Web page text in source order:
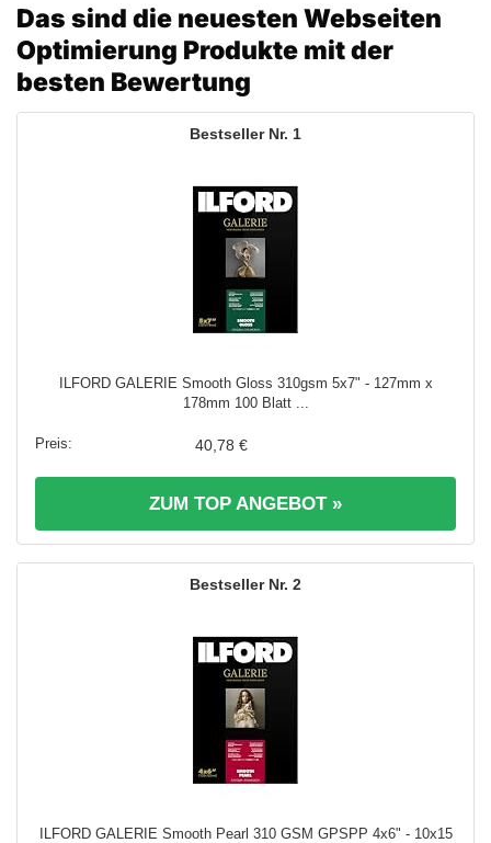
Das sind die neuesten Webseiten
Optimierung Produkte mit der
besten Bewertung
1
ILFORD GALERIE Smooth Gloss 310gsm 5x7" - 127mm x
178mm 100 Blatt ...
40,78 €
ZUM TOP ANGEBOT »
2
ILFORD GALERIE Smooth Pearl 310 GSM GPSPP 4x6" - 10x15